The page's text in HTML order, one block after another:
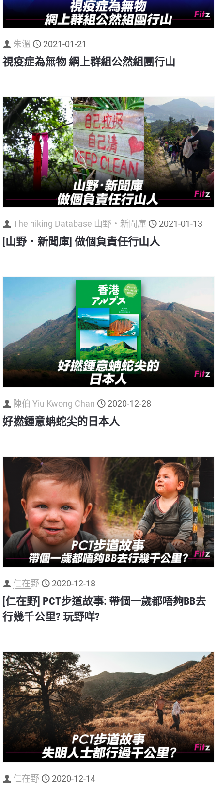
朱溫 2021-01-21
視疫症為無物 網上群組公然組團行山
The hiking Database 山野‧新聞庫 2021-01-13
[山野．新聞庫] 做個負責任行山人
陳伯 Yiu Kwong Chan 2020-12-28
好撚鍾意蚺蛇尖的日本人
仁在野 2020-12-18
[仁在野] PCT步道故事: 帶個一歲都唔夠BB去
行幾千公里? 玩野咩?
仁在野 2020-12-14